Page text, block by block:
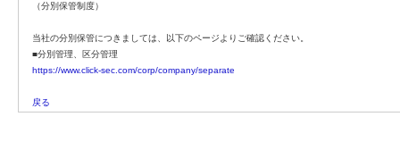
（分別保管制度）
当社の分別保管につきましては、以下のページよりご確認ください。
■分別管理、区分管理
https://www.click-sec.com/corp/company/separate
戻る